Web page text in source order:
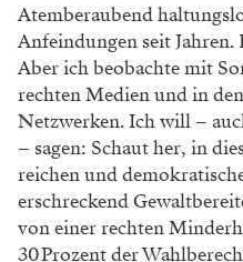
Atemberaubend
Anfeindungen seit
Aber ich beobachte mit
rechten Medien und in
Netzwerken. Ich will –
– sagen: Schaut her, in
reichen und
erschreckend
von einer rechten
30 Prozent der